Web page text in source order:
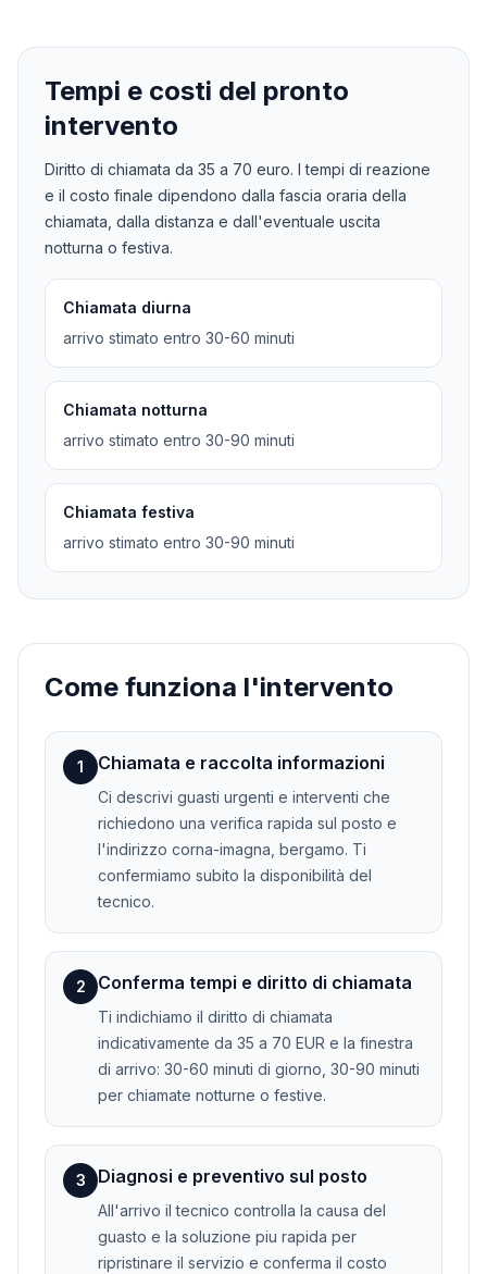
Tempi e costi del pronto
intervento
Diritto di chiamata da 35 a 70 euro. I tempi di reazione
e il costo finale dipendono dalla fascia oraria della
chiamata, dalla distanza e dall'eventuale uscita
notturna o festiva.
Chiamata diurna
arrivo stimato entro 30-60 minuti
Chiamata notturna
arrivo stimato entro 30-90 minuti
Chiamata festiva
arrivo stimato entro 30-90 minuti
Come funziona l'intervento
1 Chiamata e raccolta informazioni
Ci descrivi guasti urgenti e interventi che
richiedono una verifica rapida sul posto e
l'indirizzo corna-imagna, bergamo. Ti
confermiamo subito la disponibilità del
tecnico.
2 Conferma tempi e diritto di chiamata
Ti indichiamo il diritto di chiamata
indicativamente da 35 a 70 EUR e la finestra
di arrivo: 30-60 minuti di giorno, 30-90 minuti
per chiamate notturne o festive.
3 Diagnosi e preventivo sul posto
All'arrivo il tecnico controlla la causa del
guasto e la soluzione piu rapida per
ripristinare il servizio e conferma il costo